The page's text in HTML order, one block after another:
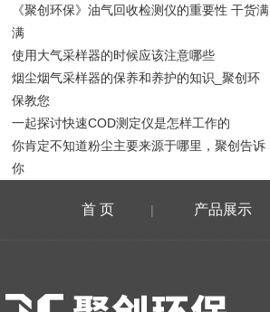
《聚创环保》油气回收检测仪的重要性 干货满
满
使用大气采样器的时候应该注意哪些
烟尘烟气采样器的保养和养护的知识_聚创环
保教您
一起探讨快速COD测定仪是怎样工作的
你肯定不知道粉尘主要来源于哪里，聚创告诉
你
首 页 | 产品展示